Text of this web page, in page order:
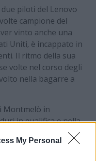
My Personal
piloti del Lenovo
campione del
vinto anche una
Uniti, è incappato in
Il ritmo della sua
volte nel corso degli
nella bagarre a
Montmelò in
in qualifica e nella
qualificato, infatti,
Le cose sono